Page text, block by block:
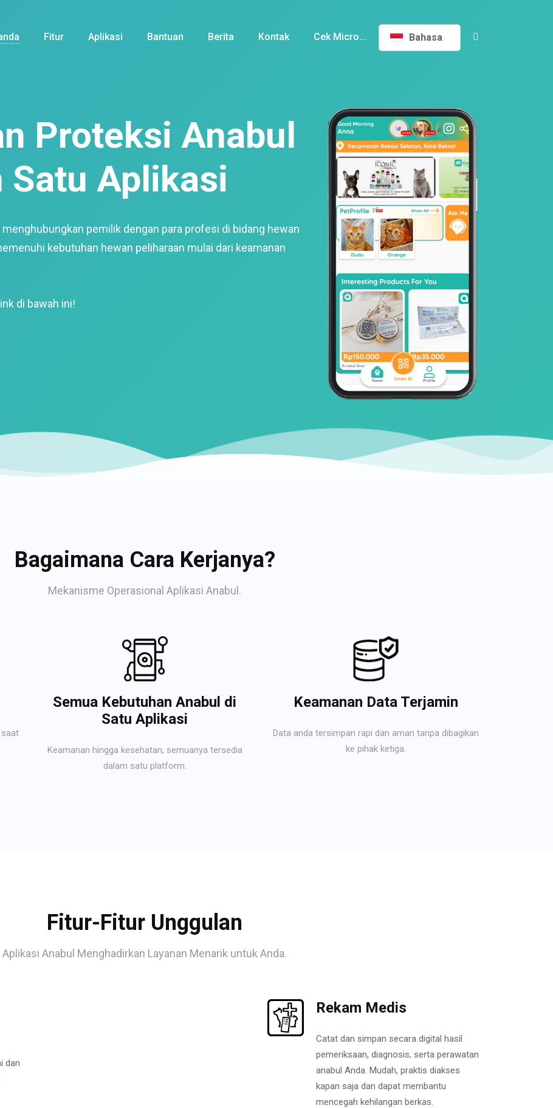
Fitur Aplikasi Bantuan Berita Kontak Cek Micro... Bahasa
Proteksi Anabul
Satu Aplikasi
pemilik dengan para profesi di bidang hewan
kebutuhan hewan peliharaan mulai dari keamanan
di bawah ini!
Bagaimana Cara Kerjanya?
Mekanisme Operasional Aplikasi Anabul.
Semua Kebutuhan Anabul di
Satu Aplikasi
Keamanan hingga kesehatan, semuanya tersedia
dalam satu platform.
Keamanan Data Terjamin
Data anda tersimpan rapi dan aman tanpa dibagikan
ke pihak ketiga.
Fitur-Fitur Unggulan
Aplikasi Anabul Menghadirkan Layanan Menarik untuk Anda.
dan
Rekam Medis
Catat dan simpan secara digital hasil
pemeriksaan, diagnosis, serta perawatan
anabul Anda. Mudah, praktis diakses
kapan saja dan dapat membantu
mencegah kehilangan berkas.